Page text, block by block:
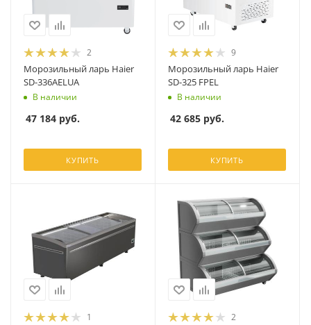
2
Морозильный ларь Haier
SD-336AELUA
В наличии
47 184 руб.
КУПИТЬ
9
Морозильный ларь Haier
SD-325 FPEL
В наличии
42 685 руб.
КУПИТЬ
1 2